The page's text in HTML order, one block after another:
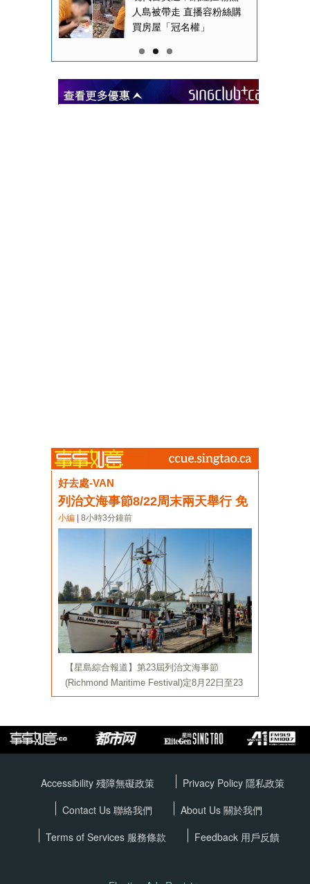
Accessibility 殘障無礙政策 Privacy Policy 隱私政策
Contact Us 聯絡我們
About Us 關於我們
Terms of Services 服務條款 Feedback 用戶反饋